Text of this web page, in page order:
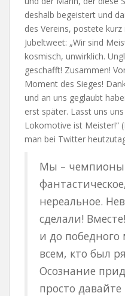
deshalb begeistert und
des Vereins, postete
Jubeltweet: „Wir sind
kosmisch, unwirklich.
geschafft! Zusammen!
Moment des Sieges!
und an uns geglaubt
erst später. Lasst uns
Lokomotive ist Meister!“
man bei Twitter
Мы –
нереальное.
сделали!
и до победного
всем, кто был
Осознание
просто давайте